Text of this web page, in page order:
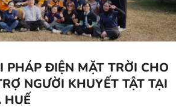
PHÁP ĐIỆN MẶT TRỜI CHO
NGƯỜI KHUYẾT TẬT TẠI
HUẾ